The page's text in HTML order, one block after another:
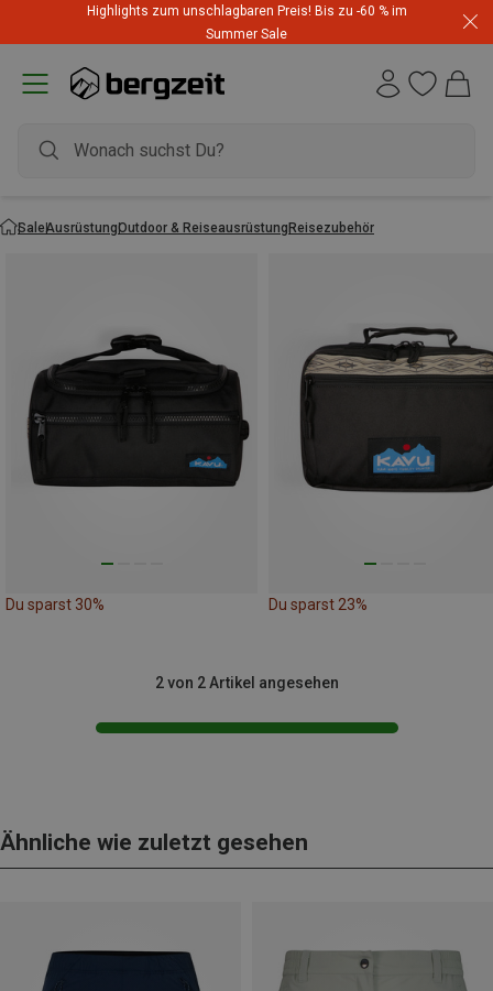
Highlights zum unschlagbaren Preis! Bis zu -60 % im
Summer Sale
SaleAusrüstungOutdoor & ReiseausrüstungReisezubehör
Du sparst 30% Du sparst 23%
2 von 2 Artikel angesehen
Ähnliche wie zuletzt gesehen